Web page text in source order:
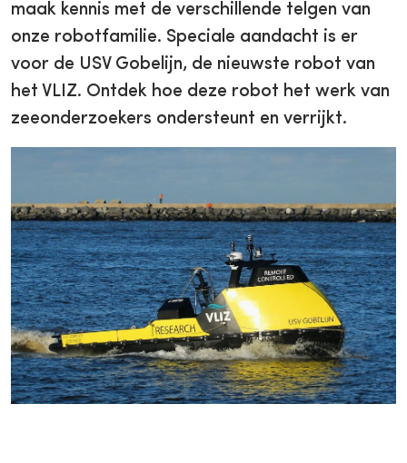
maak kennis met de verschillende telgen van
onze robotfamilie. Speciale aandacht is er
voor de USV Gobelijn, de nieuwste robot van
het VLIZ. Ontdek hoe deze robot het werk van
zeeonderzoekers ondersteunt en verrijkt.